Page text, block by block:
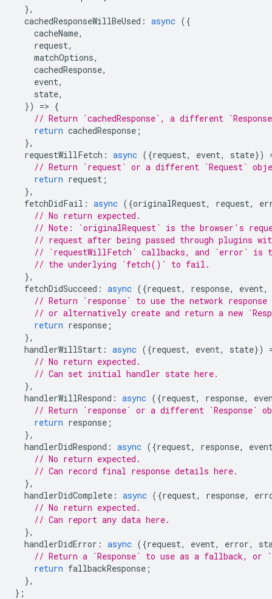
},
cachedResponseWillBeUsed : async ({
cacheName,
request,
matchOptions,
cachedResponse,
event,
state,
})
=> {
// Return `cachedResponse`, a different
return cachedResponse ;
},
requestWillFetch : async ({request, event, state})
// Return `request` or a different `Request`
return request ;
},
fetchDidFail : async ({originalRequest, request,
// No return expected.
// Note: `originalRequest` is the browser's
// request after being passed through plugins
// `requestWillFetch` callbacks, and `error` is
// the underlying `fetch()` to fail.
},
fetchDidSucceed : async ({request, response, event,
// Return `response` to use the network
// or alternatively create and return a new
return response ;
},
handlerWillStart : async ({request, event, state})
// No return expected.
// Can set initial handler state here.
},
handlerWillRespond : async ({request, response,
// Return `response` or a different `Response`
return response ;
},
handlerDidRespond : async ({request, response,
// No return expected.
// Can record final response details here.
},
handlerDidComplete : async ({request, response,
// No return expected.
// Can report any data here.
},
handlerDidError : async ({request, event, error,
// Return a `Response` to use as a fallback, or
return fallbackResponse ;
},
};